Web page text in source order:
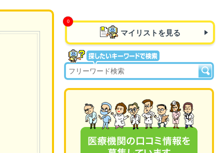
マイリストを見る